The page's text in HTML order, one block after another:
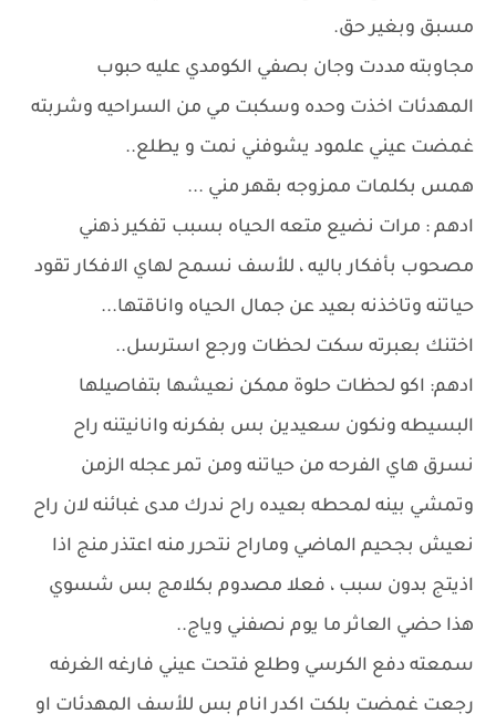
مسبق وبغير حق.
مجاوبته مددت وجان بصفي الكومدي عليه حبوب
المهدئات اخذت وحده وسكبت مي من السراحيه وشربته
غمضت عيني علمود يشوفني نمت و يطلع..
همس بكلمات ممزوجه بقهر مني ...
ادهم : مرات نضيع متعه الحياه بسبب تفكير ذهني
مصحوب بأفكار باليه ، للأسف نسمح لهاي الافكار تقود
حياتنه وتاخذنه بعيد عن جمال الحياه واناقتها...
اختنك بعبرته سكت لحظات ورجع استرسل..
ادهم: اكو لحظات حلوة ممكن نعيشها بتفاصيلها
البسيطه ونكون سعيدين بس بفكرنه وانانيتنه راح
نسرق هاي الفرحه من حياتنه ومن تمر عجله الزمن
وتمشي بينه لمحطه بعيده راح ندرك مدى غبائنه لان راح
نعيش بجحيم الماضي وماراح نتحرر منه اعتذر منج اذا
اذيتج بدون سبب ، فعلا مصدوم بكلامج بس شسوي
هذا حضي العاثر ما يوم نصفني وياج..
سمعته دفع الكرسي وطلع فتحت عيني فارغه الغرفه
رجعت غمضت بلكت اكدر انام بس للأسف المهدئات او